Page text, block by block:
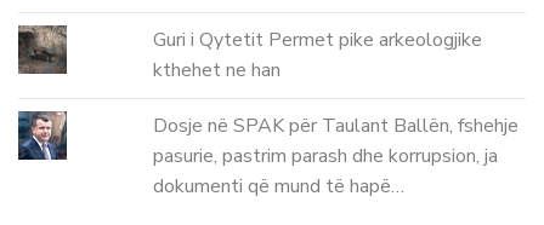
Guri i Qytetit Permet pike arkeologjike
kthehet ne han
Dosje në SPAK për Taulant Ballën, fshehje
pasurie, pastrim parash dhe korrupsion, ja
dokumenti që mund të hapë…